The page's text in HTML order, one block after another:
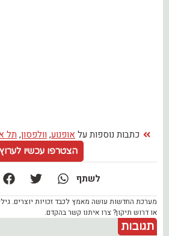
כתבות נוספות על אופנוע, וולפסון, תל
הצטרפו עכשיו
לשתף
מערכת החדשות עושה מאמץ לכבד זכויות יוצרים.
או דרוש תיקון? צרו איתנו קשר בהקדם.
תגובות